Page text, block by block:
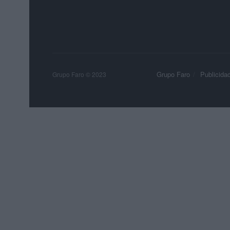
Grupo Faro Publicidad
Grupo Faro © 2023